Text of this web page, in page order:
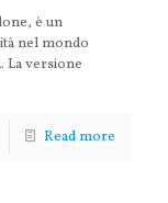
è un
nel mondo
La versione
Read more